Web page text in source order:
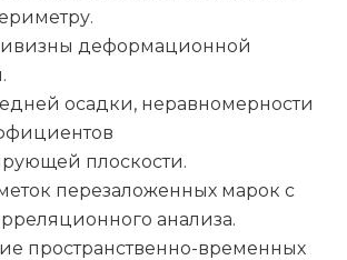
деформационной
осадки, неравномерности
плоскости.
перезаложенных марок с
анализа.
пространственно-временных